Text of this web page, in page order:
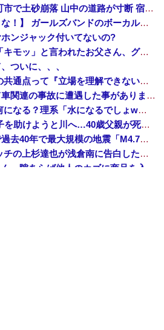
【長野】 安曇野市と大町市で土砂崩落 山中の道路が寸断 宿泊客や登山客など計400人近くが孤立か 土石流で橋が流されたとの情報も
【お前らも気をつけような！】 ガールズバンドのボーカルさん、客席ダイブした結果『こう』なってしまいお気持ち表明してしまう…
ンジャック付いてないの?
【悲報】 思春期の娘に「キモッ」と言われたお父さん、グレるｗｗｗｗｗｗｗ
ついに、、、
【発見】 発達っぽい奴の共通点って『立場を理解できない』だよな
「私は何年も生きていて車関連の事故に遭遇した事がありません、これが保険に入る必要がない答えです。任意保険入れ は押し付け」←大炎上でボコボコにｗｗｗｗｗｗｗｗｗｗｗ
【天才】 雪が溶けると何になる？理系「水になるでしょw」文系ワイ「はぁ～…」→結果ｗｗｗ
【悲痛】 溺れた11歳息子を助けようと川へ…40歳父親が死亡 息子は母親が救助 愛知
イタリア・ナポリ近郊で過去40年で最大規模の地震「M4.7」の揺れを観測
【画像】 あだち充、タッチの上杉達也が浅倉南に告白したシーンを完全再現ｗｗｗｗｗｗｗ